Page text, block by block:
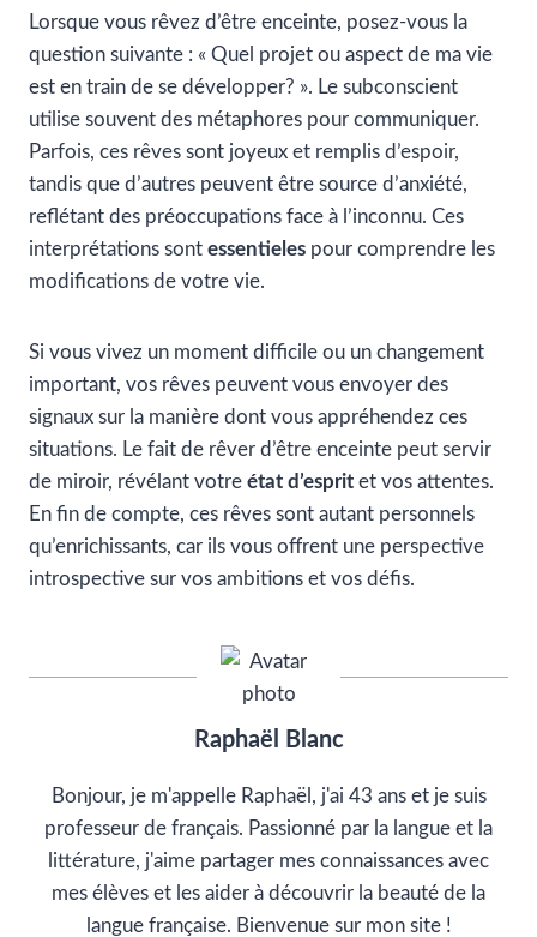
Lorsque vous rêvez d’être enceinte, posez-vous la
question suivante : « Quel projet ou aspect de ma vie
est en train de se développer? ». Le subconscient
utilise souvent des métaphores pour communiquer.
Parfois, ces rêves sont joyeux et remplis d’espoir,
tandis que d’autres peuvent être source d’anxiété,
reflétant des préoccupations face à l’inconnu. Ces
interprétations sont essentieles pour comprendre les
modifications de votre vie.
Si vous vivez un moment difficile ou un changement
important, vos rêves peuvent vous envoyer des
signaux sur la manière dont vous appréhendez ces
situations. Le fait de rêver d’être enceinte peut servir
de miroir, révélant votre état d’esprit et vos attentes.
En fin de compte, ces rêves sont autant personnels
qu’enrichissants, car ils vous offrent une perspective
introspective sur vos ambitions et vos défis.
Raphaël Blanc
Bonjour, je m'appelle Raphaël, j'ai 43 ans et je suis
professeur de français. Passionné par la langue et la
littérature, j'aime partager mes connaissances avec
mes élèves et les aider à découvrir la beauté de la
langue française. Bienvenue sur mon site !